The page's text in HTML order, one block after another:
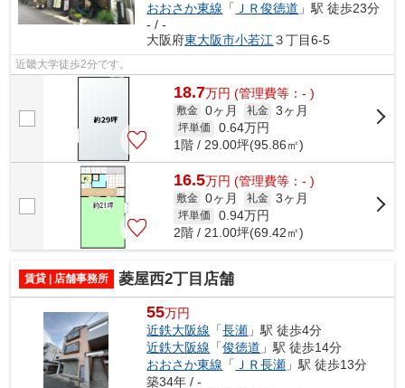
おおさか東線 「 ＪＲ俊徳道 」駅 徒歩23分
- / -
大阪府東大阪市小若江３丁目6-5
近畿大学徒歩2分です。
18.7万円 (管理費等：- )
敷金 0ヶ月 礼金 3ヶ月
坪単価 0.64万円
1階 / 29.00坪(95.86㎡)
16.5万円 (管理費等：- )
敷金 0ヶ月 礼金 3ヶ月
坪単価 0.94万円
2階 / 21.00坪(69.42㎡)
賃貸 | 店舗事務所 菱屋西2丁目店舗
55万円
近鉄大阪線 「長瀬 」駅 徒歩4分
近鉄大阪線 「俊徳道 」駅 徒歩14分
おおさか東線 「 ＪＲ長瀬 」駅 徒歩13分
築34年 / -